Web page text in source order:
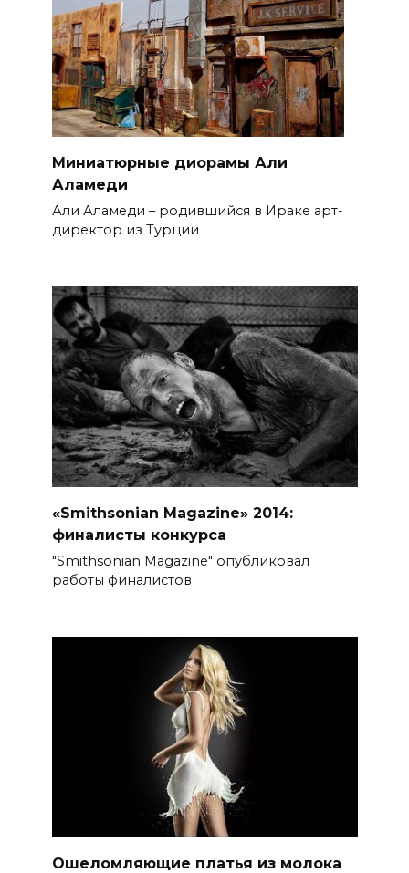
Миниатюрные диорамы Али
Аламеди
Али Аламеди – родившийся в Ираке арт-
директор из Турции
«Smithsonian Magazine» 2014:
финалисты конкурса
"Smithsonian Magazine" опубликовал
работы финалистов
Ошеломляющие платья из молока